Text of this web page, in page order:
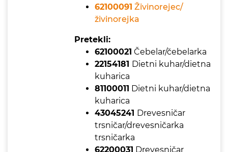
62100091 Živinorejec/
živinorejka
Pretekli:
62100021 Čebelar/čebelarka
22154181 Dietni kuhar/dietna
kuharica
81100011 Dietni kuhar/dietna
kuharica
43045241 Drevesničar
trsničar/drevesničarka
trsničarka
62200031 Drevesničar